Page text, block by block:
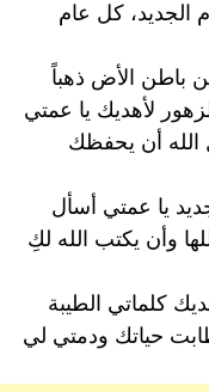
الجديد، كل عام
باطن الأض ذهباً
لأهديك يا عمتي
الله أن يحفظك
يا عمتي أسأل
وأن يكتب الله لكِ
كلماتي الطيبة
حياتك ودمتي لي